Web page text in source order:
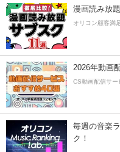
漫画読み放
オリコン顧客満
2026年動画
CS動画配信サー
毎週の音楽
ク！